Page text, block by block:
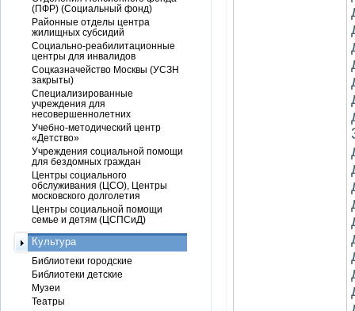
(ПФР) (Социальный фонд)
Районные отделы центра
жилищных субсидий
Социально-реабилитационные
центры для инвалидов
Соцказначейство Москвы (УСЗН
закрыты)
Специализированные
учреждения для
несовершеннолетних
Учебно-методический центр
«Детство»
Учреждения социальной помощи
для бездомных граждан
Центры социального
обслуживания (ЦСО), Центры
московского долголетия
Центры социальной помощи
семье и детям (ЦСПСиД)
Культура
Библиотеки городские
Библиотеки детские
Музеи
Театры